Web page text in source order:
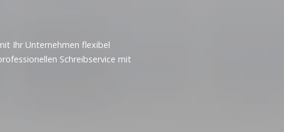
Ihr Unternehmen flexibel
Schreibservice mit